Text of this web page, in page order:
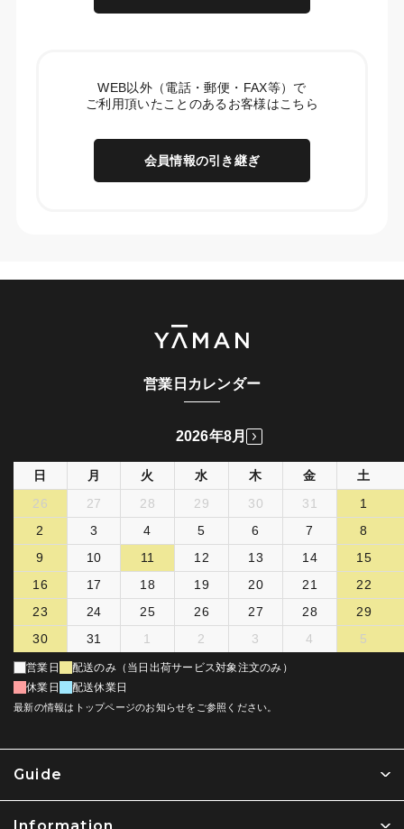
WEB以外（電話・郵便・FAX等）で
ご利用頂いたことのあるお客様はこちら
会員情報の引き継ぎ
Guide
Information
営業日カレンダー
2026年8月
日 月 火 水 木 金
土
26
27 28 29 30 31
1
2
3 4 5 6 7
8
9
10 11 12 13 14
15
16
17 18 19 20 21
22
23
24 25 26 27 28
29
30
31 1 2 3 4 5
営業日
配送のみ（当日出荷サービス対象注文のみ）
休業日
配送休業日
最新の情報はトップページのお知らせをご参照ください。